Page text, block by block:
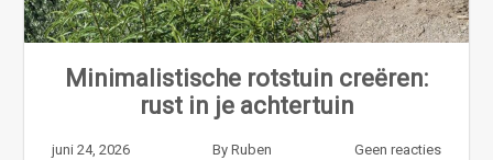
Minimalistische rotstuin creëren:
rust in je achtertuin
juni 24, 2026 By Ruben Geen reacties